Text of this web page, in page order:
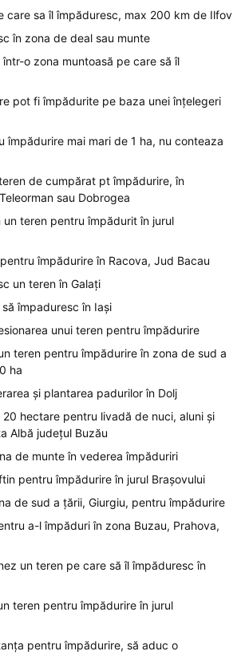
care sa îl împăduresc, max 200 km de Ilfov
în zona de deal sau munte
o zona muntoasă pe care să îl
pot fi împădurite pe baza unei înțelegeri
împădurire mai mari de 1 ha, nu conteaza
de cumpărat pt împădurire, în
sau Dobrogea
un teren pentru împădurit în jurul
împădurire în Racova, Jud Bacau
un teren în Galați
împaduresc în Iași
unui teren pentru împădurire
teren pentru împădurire în zona de sud a
ha
și plantarea padurilor în Dolj
20 hectare pentru livadă de nuci, aluni și
Albă județul Buzău
de munte în vederea împăduriri
pentru împădurire în jurul Brașovului
de sud a țării, Giurgiu, pentru împădurire
a-l împăduri în zona Buzau, Prahova,
un teren pe care să îl împăduresc în
teren pentru împădurire în jurul
pentru împădurire, să aduc o